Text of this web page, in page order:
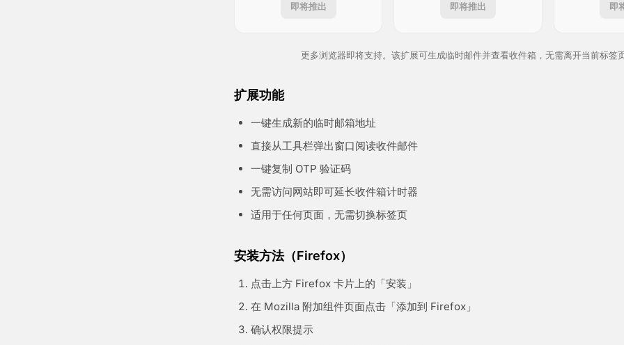
即将推出 即将推出 即
更多浏览器即将支持。该扩展可生成临时邮件并查看收件箱，无需离开当前标签页
扩展功能
一键生成新的临时邮箱地址
直接从工具栏弹出窗口阅读收件邮件
一键复制 OTP 验证码
无需访问网站即可延长收件箱计时器
适用于任何页面，无需切换标签页
安装方法（Firefox）
点击上方 Firefox 卡片上的「安装」
在 Mozilla 附加组件页面点击「添加到 Firefox」
确认权限提示